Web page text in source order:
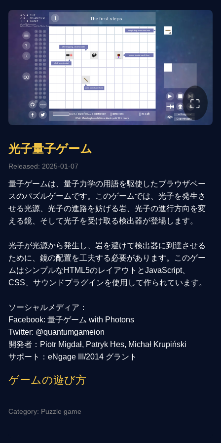
⛶
光子量子ゲーム
Released: 2025-01-07
量子ゲームは、量子力学の用語を駆使したブラウザベー
スのパズルゲームです。このゲームでは、光子を発生さ
せる光源、光子の進路を妨げる岩、光子の進行方向を変
える鏡、そして光子を受け取る検出器が登場します。
光子が光源から発生し、岩を避けて検出器に到達させる
ために、鏡の配置を工夫する必要があります。このゲー
ムはシンプルなHTML5のレイアウトとJavaScript、
CSS、サウンドプラグインを使用して作られています。
ソーシャルメディア：
Facebook: 量子ゲーム with Photons
Twitter: @quantumgameion
開発者：Piotr Migdał, Patryk Hes, Michał Krupiński
サポート：eNgage III/2014 グラント
ゲームの遊び方
Category: Puzzle game